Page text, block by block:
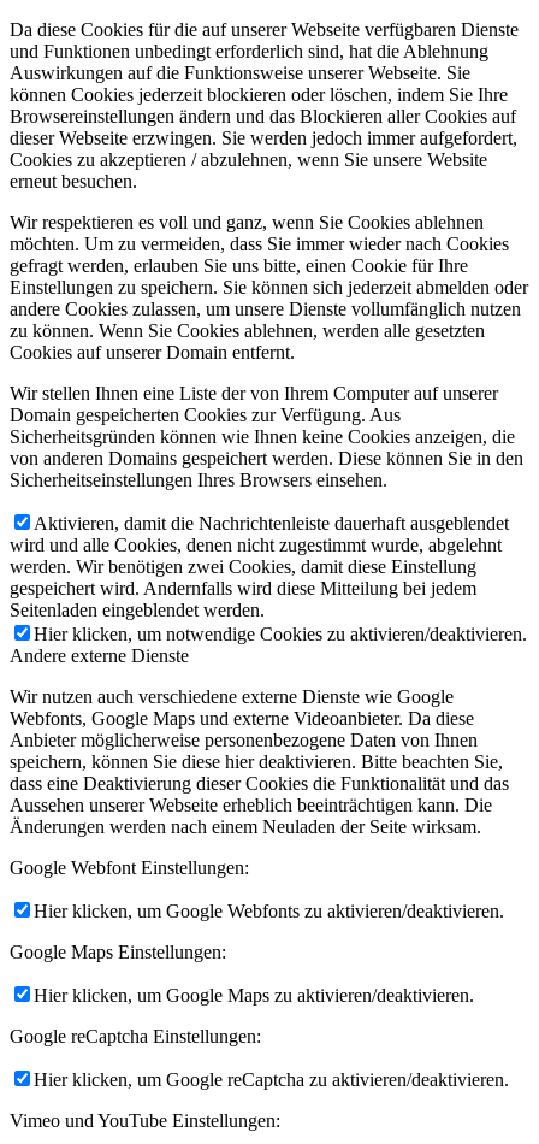
Da diese Cookies für die auf unserer Webseite verfügbaren Dienste
und Funktionen unbedingt erforderlich sind, hat die Ablehnung
Auswirkungen auf die Funktionsweise unserer Webseite. Sie
können Cookies jederzeit blockieren oder löschen, indem Sie Ihre
Browsereinstellungen ändern und das Blockieren aller Cookies auf
dieser Webseite erzwingen. Sie werden jedoch immer aufgefordert,
Cookies zu akzeptieren / abzulehnen, wenn Sie unsere Website
erneut besuchen.
Wir respektieren es voll und ganz, wenn Sie Cookies ablehnen
möchten. Um zu vermeiden, dass Sie immer wieder nach Cookies
gefragt werden, erlauben Sie uns bitte, einen Cookie für Ihre
Einstellungen zu speichern. Sie können sich jederzeit abmelden oder
andere Cookies zulassen, um unsere Dienste vollumfänglich nutzen
zu können. Wenn Sie Cookies ablehnen, werden alle gesetzten
Cookies auf unserer Domain entfernt.
Wir stellen Ihnen eine Liste der von Ihrem Computer auf unserer
Domain gespeicherten Cookies zur Verfügung. Aus
Sicherheitsgründen können wie Ihnen keine Cookies anzeigen, die
von anderen Domains gespeichert werden. Diese können Sie in den
Sicherheitseinstellungen Ihres Browsers einsehen.
Aktivieren, damit die Nachrichtenleiste dauerhaft ausgeblendet
wird und alle Cookies, denen nicht zugestimmt wurde, abgelehnt
werden. Wir benötigen zwei Cookies, damit diese Einstellung
gespeichert wird. Andernfalls wird diese Mitteilung bei jedem
Seitenladen eingeblendet werden.
Hier klicken, um notwendige Cookies zu aktivieren/deaktivieren.
Andere externe Dienste
Wir nutzen auch verschiedene externe Dienste wie Google
Webfonts, Google Maps und externe Videoanbieter. Da diese
Anbieter möglicherweise personenbezogene Daten von Ihnen
speichern, können Sie diese hier deaktivieren. Bitte beachten Sie,
dass eine Deaktivierung dieser Cookies die Funktionalität und das
Aussehen unserer Webseite erheblich beeinträchtigen kann. Die
Änderungen werden nach einem Neuladen der Seite wirksam.
Google Webfont Einstellungen:
Hier klicken, um Google Webfonts zu aktivieren/deaktivieren.
Google Maps Einstellungen:
Hier klicken, um Google Maps zu aktivieren/deaktivieren.
Google reCaptcha Einstellungen:
Hier klicken, um Google reCaptcha zu aktivieren/deaktivieren.
Vimeo und YouTube Einstellungen: